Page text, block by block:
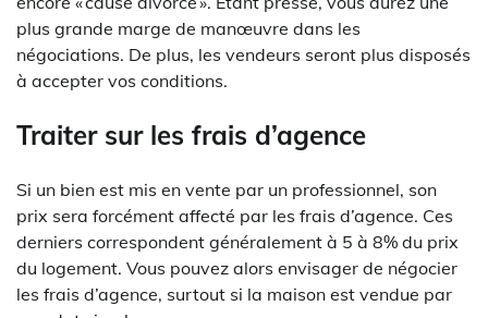
plus grande marge de manœuvre dans les
négociations. De plus, les vendeurs seront plus disposés
à accepter vos conditions.
Traiter sur les frais d’agence
Si un bien est mis en vente par un professionnel, son
prix sera forcément affecté par les frais d’agence. Ces
derniers correspondent généralement à 5 à 8% du prix
du logement. Vous pouvez alors envisager de négocier
les frais d’agence, surtout si la maison est vendue par